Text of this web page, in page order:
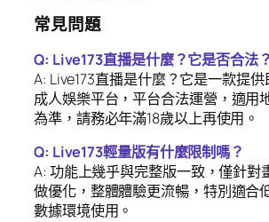
常見問題
Q: Live173直播是什麼？它是否合法？
A: Live173直播是什麼？它是一款提
成人娛樂平台，平台合法運營，適用
為準，請務必年滿18歲以上再使用。
Q: Live173輕量版有什麼限制嗎？
A: 功能上幾乎與完整版一致，僅針對
做優化，整體體驗更流暢，特別適合
數據環境使用。